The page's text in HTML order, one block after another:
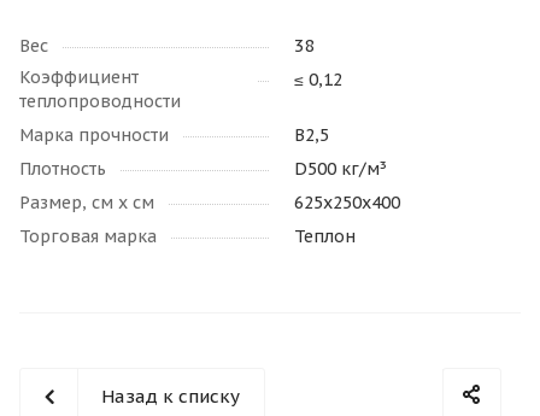
Вес
38
Коэффициент
теплопроводности
≤ 0,12
Марка прочности
В2,5
Плотность
D500 кг/м³
Размер, см х см
625х250х400
Торговая марка
Теплон
Назад к списку